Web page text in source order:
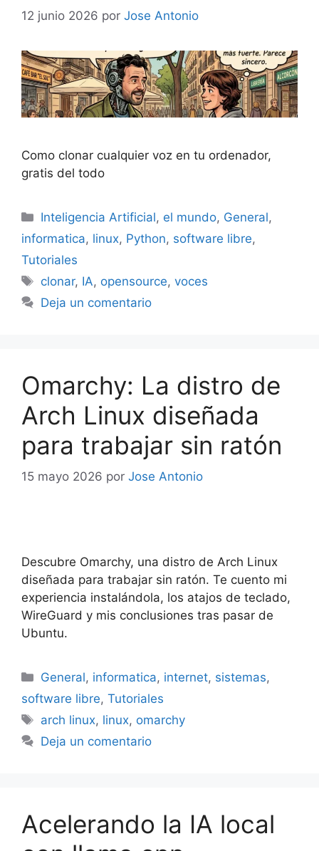
12 junio 2026 por Jose Antonio
Como clonar cualquier voz en tu ordenador,
gratis del todo
Categorías
Inteligencia Artificial, el mundo, General,
informatica, linux, Python, software libre,
Tutoriales
Etiquetas
clonar, IA, opensource,voces
Deja un comentario
Omarchy: La distro de
Arch Linux diseñada
para trabajar sin ratón
15 mayo 2026 por Jose Antonio
Descubre Omarchy, una distro de Arch Linux
diseñada para trabajar sin ratón. Te cuento mi
experiencia instalándola, los atajos de teclado,
WireGuard y mis conclusiones tras pasar de
Ubuntu.
Categorías
General, informatica, internet, sistemas,
software libre, Tutoriales
Etiquetas
arch linux, linux, omarchy
Deja un comentario
Acelerando la IA local